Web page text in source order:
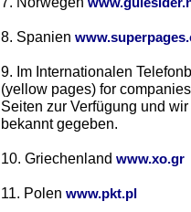
8. Spanien
9. Im Internationalen
(yellow pages) for
Seiten zur Verfügung und
bekannt gegeben.
10. Griechenland www.xo.gr
11. Polen www.pkt.pl